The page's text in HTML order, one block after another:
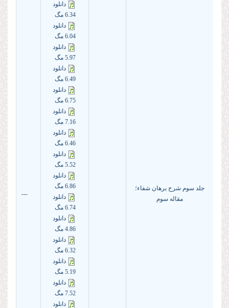
جلد سوم شرح برهان شفاء؛
مقاله سوم
دانلود
6.34 مگ
دانلود
6.04 مگ
دانلود
5.97 مگ
دانلود
6.49 مگ
دانلود
6.75 مگ
دانلود
7.16 مگ
دانلود
6.46 مگ
دانلود
5.52 مگ
دانلود
6.86 مگ
دانلود
6.74 مگ
دانلود
4.86 مگ
دانلود
6.32 مگ
دانلود
5.19 مگ
دانلود
7.52 مگ
دانلود
---